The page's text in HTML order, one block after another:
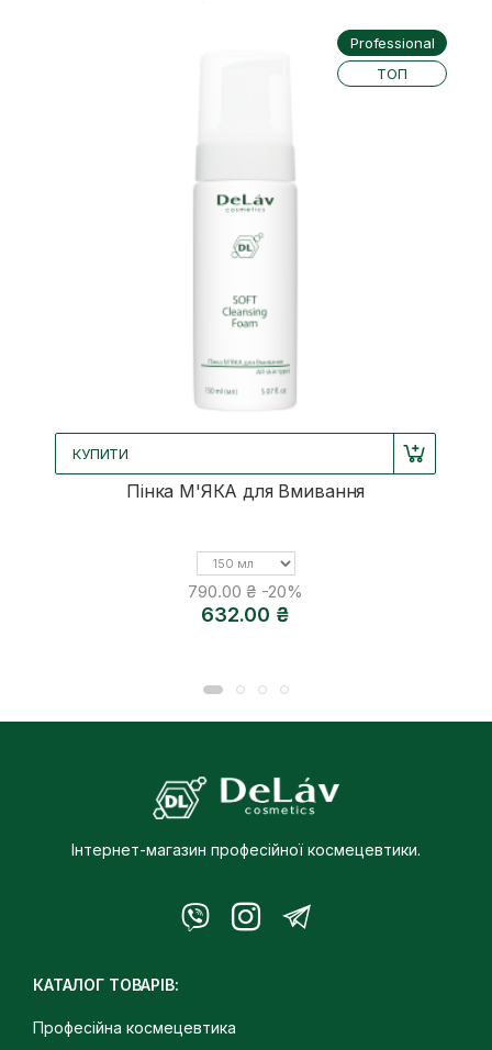
Professional
ТОП
КУПИТИ
Пінка М'ЯКА для Вмивання
Об'єм
790.00 ₴ -20%
632.00 ₴
Інтернет-магазин професійної космецевтики.
КАТАЛОГ ТОВАРІВ:
Професійна космецевтика